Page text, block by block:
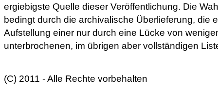
ergiebigste Quelle dieser Veröffentlichung. Die
bedingt durch die archivalische Überlieferung, die
Aufstellung einer nur durch eine Lücke von
unterbrochenen, im übrigen aber vollständigen
(C) 2011 - Alle Rechte vorbehalten